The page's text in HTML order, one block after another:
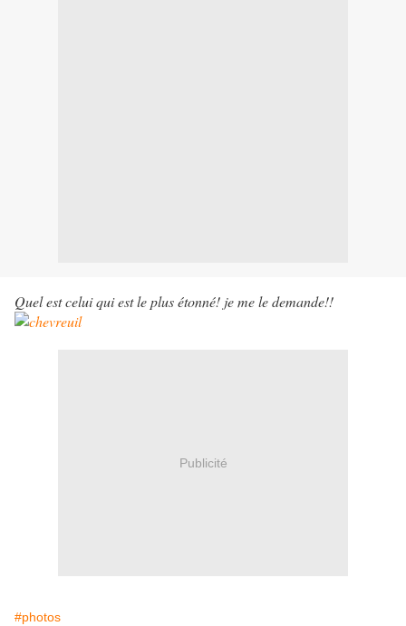
Quel est celui qui est le plus étonné! je me le demande!!
Publicité
#photos